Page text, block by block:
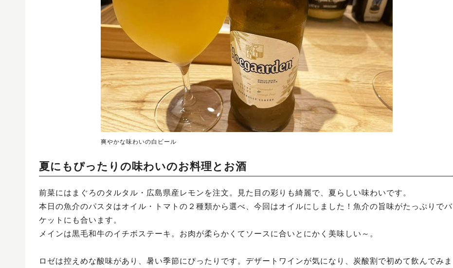
爽やかな味わいの白ビール
夏にもぴったりの味わいのお料理とお酒
前菜にはまぐろのタルタル・広島県産レモンを注文。見た目の彩りも綺麗で、夏らしい味わいです。
本日の魚介のパスタはオイル・トマトの２種類から選べ、今回はオイルにしました！魚介の旨味がたっぷりでバ
ケットにも合います。
メインは黒毛和牛のイチボステーキ。お肉が柔らかくてソースに合いとにかく美味しい～。
ロゼは控えめな酸味があり、暑い季節にぴったりです。デザートワインが気になり、炭酸割で初めて飲んでみま